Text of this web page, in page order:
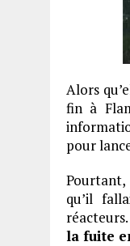
Alors
fin à
pour
Pourtant,
qu’il
la fuite